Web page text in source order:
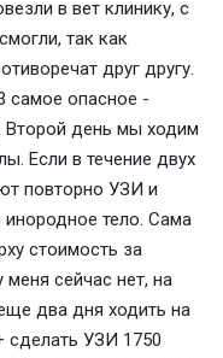
в вет клинику, с
так как
друг другу.
самое опасное -
Второй день мы ходим
Если в течение двух
повторно УЗИ и
тело. Сама
стоимость за
сейчас нет, на
два дня ходить на
сделать УЗИ 1750